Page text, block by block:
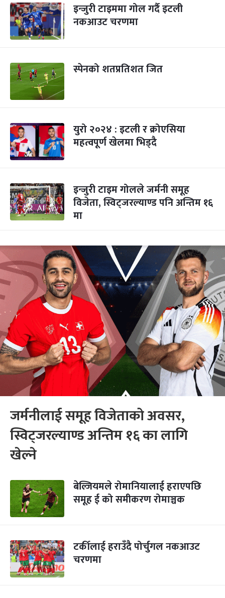
इन्जुरी टाइममा गोल गर्दै इटली
नकआउट चरणमा
स्पेनको शतप्रतिशत जित
युरो २०२४ : इटली र क्रोएसिया
महत्वपूर्ण खेलमा भिड्दै
इन्जुरी टाइम गोलले जर्मनी समूह
विजेता, स्विट्जरल्याण्ड पनि अन्तिम १६
मा
जर्मनीलाई समूह विजेताको अवसर,
स्विट्जरल्याण्ड अन्तिम १६ का लागि
खेल्ने
बेल्जियमले रोमानियालाई हराएपछि
समूह ई को समीकरण रोमाञ्चक
टर्कीलाई हराउँदै पोर्चुगल नकआउट
चरणमा